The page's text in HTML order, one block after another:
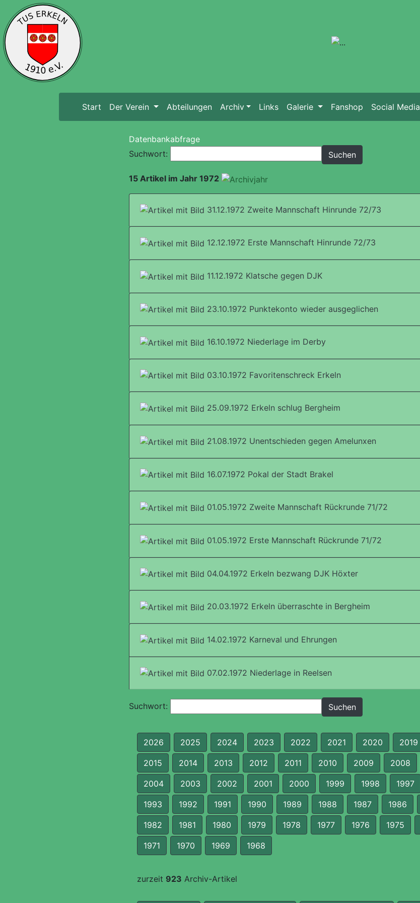
Start (current)
Der Verein Abteilungen Archiv Links Galerie Fanshop Social Media
Datenbankabfrage
Suchwort:
15 Artikel im Jahr 1972
31.12.1972 Zweite Mannschaft Hinrunde 72/73
12.12.1972 Erste Mannschaft Hinrunde 72/73
11.12.1972 Klatsche gegen DJK
23.10.1972 Punktekonto wieder ausgeglichen
16.10.1972 Niederlage im Derby
03.10.1972 Favoritenschreck Erkeln
25.09.1972 Erkeln schlug Bergheim
21.08.1972 Unentschieden gegen Amelunxen
16.07.1972 Pokal der Stadt Brakel
01.05.1972 Zweite Mannschaft Rückrunde 71/72
01.05.1972 Erste Mannschaft Rückrunde 71/72
04.04.1972 Erkeln bezwang DJK Höxter
20.03.1972 Erkeln überraschte in Bergheim
14.02.1972 Karneval und Ehrungen
07.02.1972 Niederlage in Reelsen
Suchwort:
2026 2025 2024 2023 2022 2021 2020 2019
2015 2014 2013 2012 2011 2010 2009 2008
2004 2003 2002 2001 2000 1999 1998 1997
1993 1992 1991 1990 1989 1988 1987 1986
1982 1981 1980 1979 1978 1977 1976 1975
1971 1970 1969 1968
zurzeit 923 Archiv-Artikel